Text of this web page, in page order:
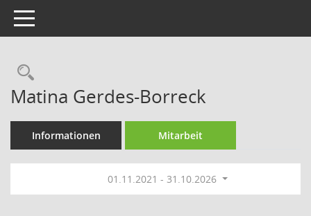
Toggle navigation
Rechercheauswahl
Matina Gerdes-Borreck
Informationen Mitarbeit
01.11.2021 - 31.10.2026